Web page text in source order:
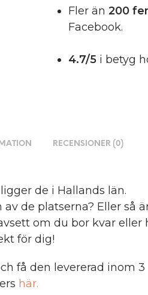
Fler än 200
Facebook.
4.7/5i betyg
RECENSIONER (0)
de i Hallands län.
de platserna? Eller så
om du bor kvar eller
för dig!
få den levererad inom 3
här.